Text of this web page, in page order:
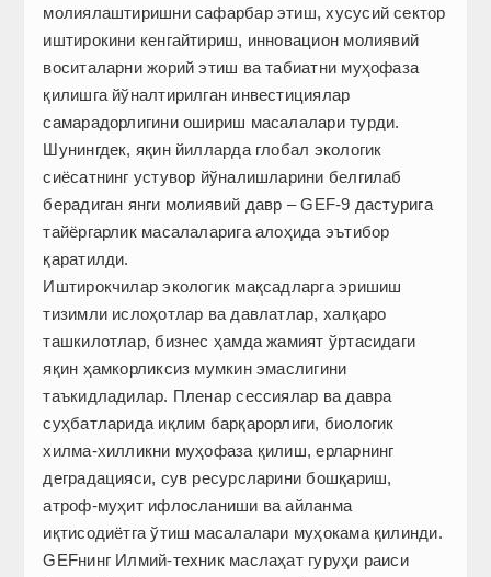
молиялаштиришни сафарбар этиш, хусусий сектор
иштирокини кенгайтириш, инновацион молия­вий
воситаларни жорий этиш ва табиатни муҳофаза
қилишга йўналтирилган инвестициялар
самарадорлигини ошириш масалалари турди.
Шунингдек, яқин йилларда глобал экологик
сиёсатнинг устувор йўналишларини белгилаб
берадиган янги молиявий давр – GEF-9 дастурига
тайёргарлик масалаларига алоҳида эътибор
қаратилди.
Иштирокчилар экологик мақсадларга эришиш
тизимли ислоҳотлар ва давлатлар, халқаро
ташкилотлар, бизнес ҳамда жамият ўртасидаги
яқин ҳамкорликсиз мумкин эмаслигини
таъкидладилар. Пленар сессиялар ва давра
суҳбатларида иқлим барқарорлиги, биологик
хилма-хилликни муҳофаза қилиш, ерларнинг
деградацияси, сув ресурсларини бошқариш,
атроф-муҳит ифлосланиши ва айланма
иқтисодиётга ўтиш масалалари муҳокама қилинди.
GEFнинг Илмий-техник маслаҳат гуруҳи раиси